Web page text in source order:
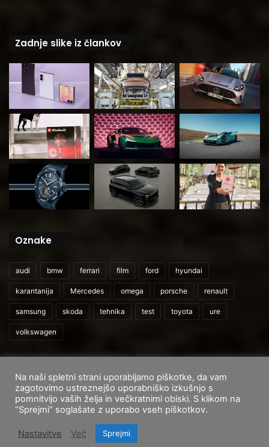
Zadnje slike iz člankov
Oznake
audi bmw ferrari film ford hyundai
karantanija Mercedes omega porsche renault
samsung skoda tehnika test toyota ure
volkswagen
© 2026
CarAndUser.com
Domov
O nas Cenik storitev Pogoji uporabe
Facebook
Na naši spletni strani uporabljamo piškotke, da vam
zagotovimo ustreznejšo uporabniško izkušnjo s
pomnitvijo vaših želja in večkratnimi obiski. S klikom na
“Sprejmi” soglašate z uporabo vseh piškotkov.
Nastavitve Več Sprejmi